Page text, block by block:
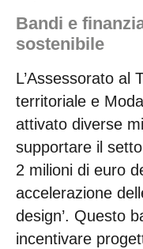
Bandi e
sostenibile
L’Assessorato al
territoriale e
attivato diverse
supportare il
2 milioni di euro
accelerazione
design’. Questo
incentivare